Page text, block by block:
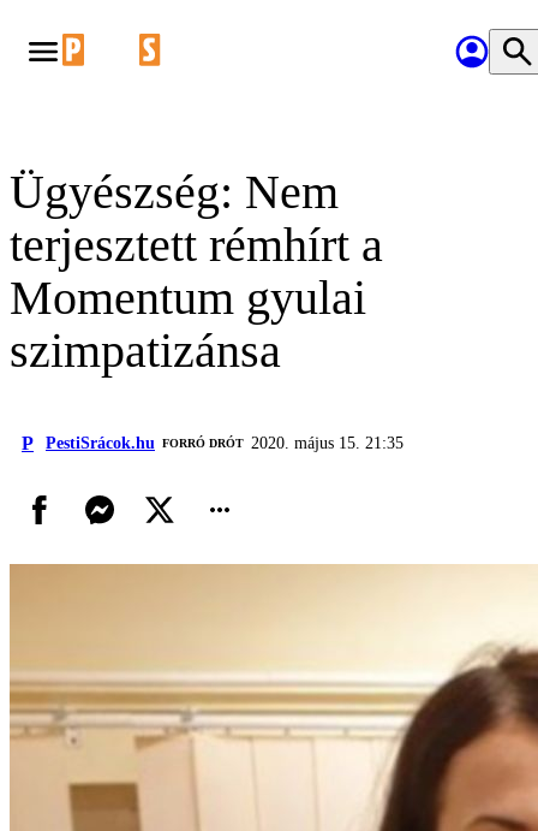
Ügyészség: Nem
terjesztett rémhírt a
Momentum gyulai
szimpatizánsa
P PestiSrácok.hu FORRÓ DRÓT 2020. május 15. 21:35